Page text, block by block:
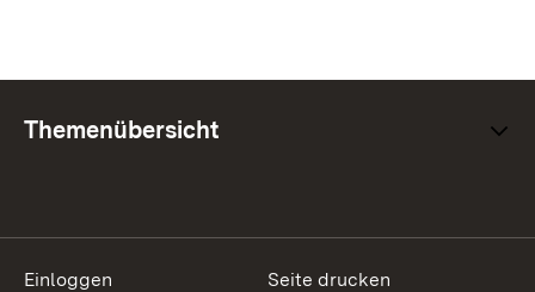
Themenübersicht
Einloggen Seite drucken